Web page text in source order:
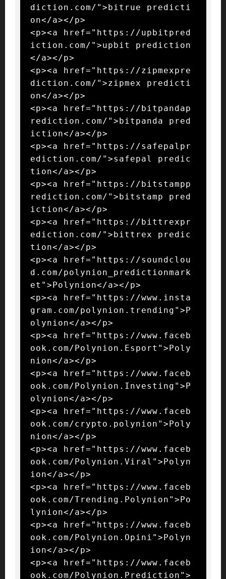
diction.com/">bitrue predicti
on</a></p>
<p><a href="https://upbitpred
iction.com/">upbit prediction
</a></p>
<p><a href="https://zipmexpre
diction.com/">zipmex predicti
on</a></p>
<p><a href="https://bitpandap
rediction.com/">bitpanda pred
iction</a></p>
<p><a href="https://safepalpr
ediction.com/">safepal predic
tion</a></p>
<p><a href="https://bitstampp
rediction.com/">bitstamp pred
iction</a></p>
<p><a href="https://bittrexpr
ediction.com/">bittrex predic
tion</a></p>
<p><a href="https://soundclou
d.com/polynion_predictionmark
et">Polynion</a></p>
<p><a href="https://www.insta
gram.com/polynion.trending">P
olynion</a></p>
<p><a href="https://www.faceb
ook.com/Polynion.Esport">Poly
nion</a></p>
<p><a href="https://www.faceb
ook.com/Polynion.Investing">P
olynion</a></p>
<p><a href="https://www.faceb
ook.com/crypto.polynion">Poly
nion</a></p>
<p><a href="https://www.faceb
ook.com/Polynion.Viral">Polyn
ion</a></p>
<p><a href="https://www.faceb
ook.com/Trending.Polynion">Po
lynion</a></p>
<p><a href="https://www.faceb
ook.com/Polynion.Opini">Polyn
ion</a></p>
<p><a href="https://www.faceb
ook.com/Polynion.Prediction">